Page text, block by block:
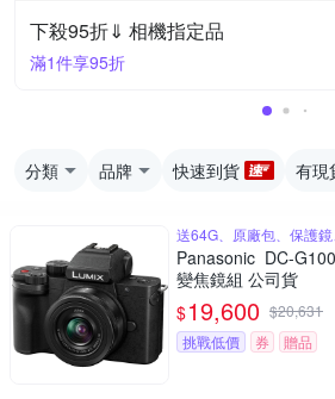
下殺95折⇓ 相機指定品
滿1件享95折
分類 品牌 快速到貨 有現
送64G、原廠包、保護
Panasonic DC-
變焦鏡組 公司貨
$19,600 $20,631
挑戰低價
券 贈品